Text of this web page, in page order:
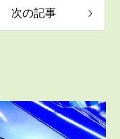
次の記事